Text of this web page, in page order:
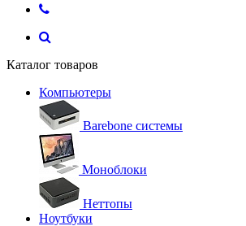
Каталог товаров
Компьютеры
Barebone системы
Моноблоки
Неттопы
Ноутбуки